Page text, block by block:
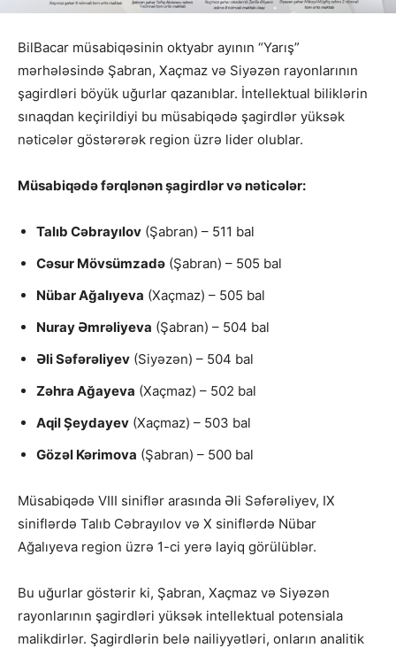
BilBacar müsabiqəsinin oktyabr ayının “Yarış”
mərhələsində Şabran, Xaçmaz və Siyəzən rayonlarının
şagirdləri böyük uğurlar qazanıblar. İntellektual biliklərin
sınaqdan keçirildiyi bu müsabiqədə şagirdlər yüksək
nəticələr göstərərək region üzrə lider olublar.
Müsabiqədə fərqlənən şagirdlər və nəticələr:
Talıb Cəbrayılov (Şabran) – 511 bal
Cəsur Mövsümzadə (Şabran) – 505 bal
Nübar Ağalıyeva (Xaçmaz) – 505 bal
Nuray Əmrəliyeva (Şabran) – 504 bal
Əli Səfərəliyev (Siyəzən) – 504 bal
Zəhra Ağayeva (Xaçmaz) – 502 bal
Aqil Şeydayev (Xaçmaz) – 503 bal
Gözəl Kərimova (Şabran) – 500 bal
Müsabiqədə VIII siniflər arasında Əli Səfərəliyev, IX
siniflərdə Talıb Cəbrayılov və X siniflərdə Nübar
Ağalıyeva region üzrə 1-ci yerə layiq görülüblər.
Bu uğurlar göstərir ki, Şabran, Xaçmaz və Siyəzən
rayonlarının şagirdləri yüksək intellektual potensiala
malikdirlər. Şagirdlərin belə nailiyyətləri, onların analitik